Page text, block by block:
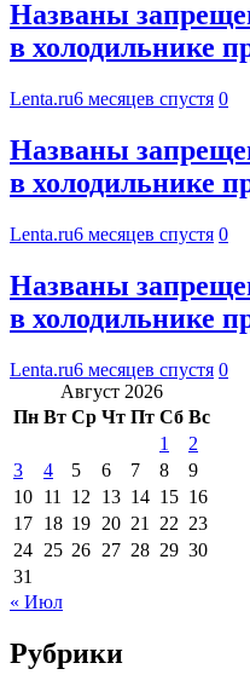
Названы
в холодильнике
Lenta.ru6 месяцев спустя 0
Названы
в холодильнике
Lenta.ru6 месяцев спустя 0
Названы
в холодильнике
Lenta.ru6 месяцев спустя 0
Август 2026
Пн Вт Ср Чт Пт Сб Вс
1
2
3
4 5 6 7 8
9
10 11 12 13 14 15 16
17 18 19 20 21 22 23
24 25 26 27 28 29 30
31
« Июл
Рубрики